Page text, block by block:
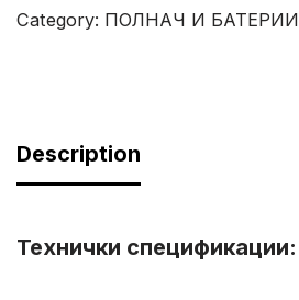
Category: ПОЛНАЧ И БАТЕРИИ
Description
Технички спецификации: